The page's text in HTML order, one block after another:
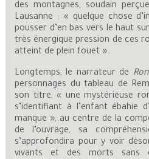
des montagnes, soudain
Lausanne : « quelque chose
pousser d’en bas vers le haut
très énergique pression de ces
atteint de plein fouet ».
Longtemps, le narrateur de
personnages du tableau de
son titre, « une mystérieuse
s’identifiant à l’enfant ébahie
manque », au centre de la
de l’ouvrage, sa
s’approfondira pour y voir
vivants et des morts sans